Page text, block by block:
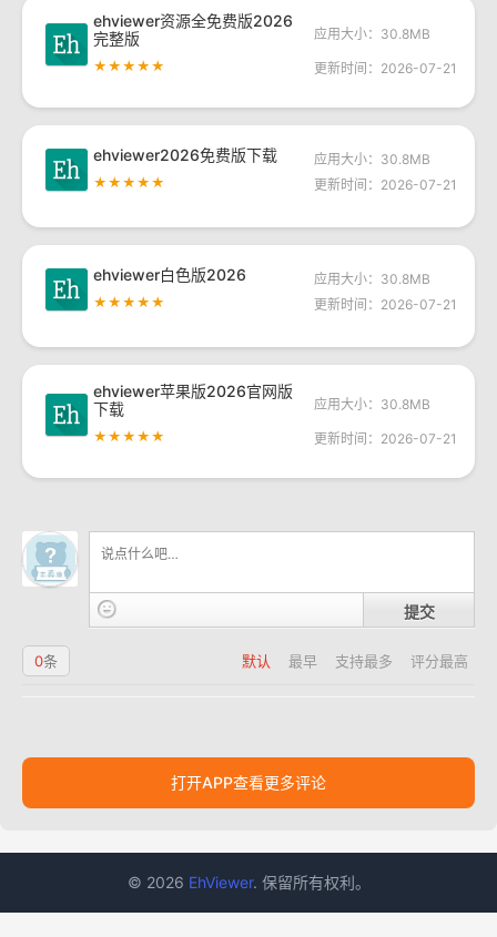
ehviewer资源全免费版2026
完整版
★★★★★
应用大小：30.8MB
更新时间：2026-07-21
ehviewer2026免费版下载
★★★★★
应用大小：30.8MB
更新时间：2026-07-21
ehviewer白色版2026
★★★★★
应用大小：30.8MB
更新时间：2026-07-21
ehviewer苹果版2026官网版
下载
★★★★★
应用大小：30.8MB
更新时间：2026-07-21
提交
默认 最早 支持最多 评分最高
0条
打开APP查看更多评论
© 2026 EhViewer. 保留所有权利。